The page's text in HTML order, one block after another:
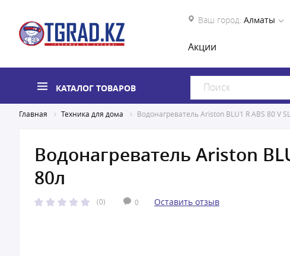
Ваш город: Алматы
Акции
КАТАЛОГ ТОВАРОВ
Главная Техника для дома Водонагреватель Ariston BLU1 R ABS 80 V
Водонагреватель Ariston
80л
(0) 0 Оставить отзыв